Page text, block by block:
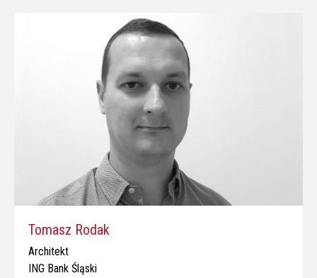
Tomasz Rodak
Architekt
ING Bank Śląski